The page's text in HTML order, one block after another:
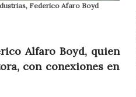
Federico Afaro Boyd
Alfaro Boyd, quien
con conexiones en